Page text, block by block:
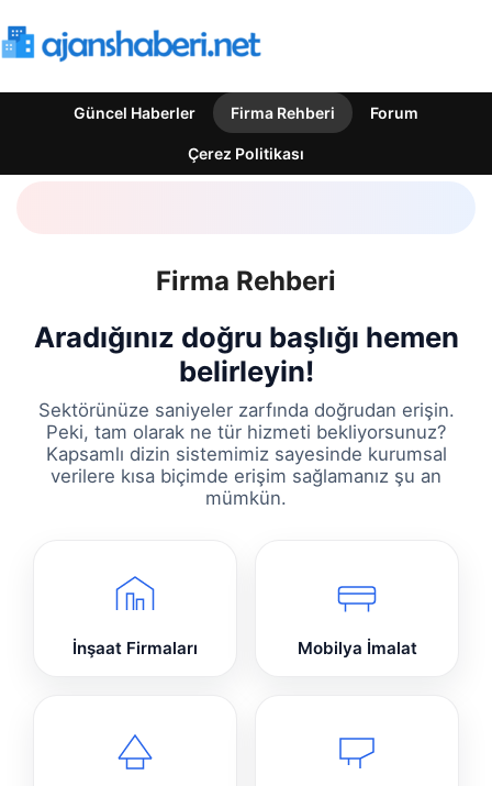
Güncel Haberler Firma Rehberi Forum
Çerez Politikası
Firma Rehberi
Aradığınız doğru başlığı hemen
belirleyin!
Sektörünüze saniyeler zarfında doğrudan erişin.
Peki, tam olarak ne tür hizmeti bekliyorsunuz?
Kapsamlı dizin sistemimiz sayesinde kurumsal
verilere kısa biçimde erişim sağlamanız şu an
mümkün.
İnşaat Firmaları Mobilya İmalat